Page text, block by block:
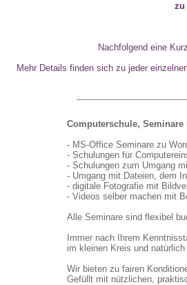
zu
Nachfolgend eine
Mehr Details finden sich zu jeder
Computerschule,
- MS-Office Seminare zu
- Schulungen für
- Schulungen zum Umgang
- Umgang mit Dateien, dem
- digitale Fotografie mit
- Videos selber machen mit
Alle Seminare sind flexibel
Immer nach Ihrem
im kleinen Kreis und
Wir bieten zu fairen
Gefüllt mit nützlichen,